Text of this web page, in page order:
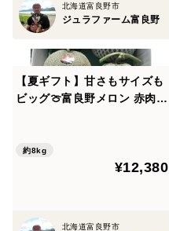
北海道富良野市
ジュラファーム富良野
【夏ギフト】甘さもサイズも
ビッグ🍈富良野メロン 赤肉4
約8kg
¥12,380
北海道富良野市